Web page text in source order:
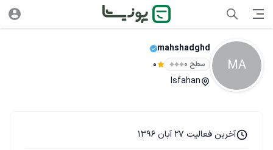
MA
mahshadghd
سطح ۰ 0
Isfahan
آخرین فعالیت 27 آبان 1396